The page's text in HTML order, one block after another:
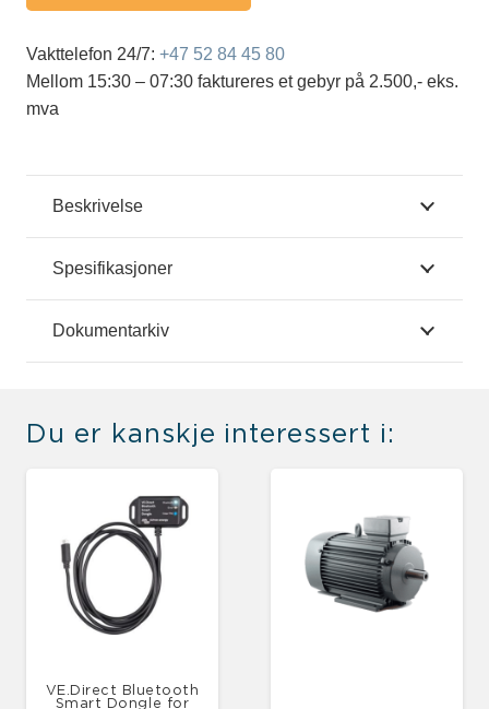
Vakttelefon 24/7: +47 52 84 45 80
Mellom 15:30 – 07:30 faktureres et gebyr på 2.500,- eks.
mva
Beskrivelse
Spesifikasjoner
Dokumentarkiv
Du er kanskje interessert i:
VE.Direct Bluetooth
Smart Dongle for